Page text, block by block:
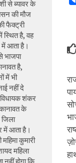
से ब्यावर के
की मौज
फैक्ट्री
स्थित है, वह
में आता है।
भाजपा
है,
में भी
नहीं दे
विधायक शंकर
के
में आता है।
कुमारी
महिला